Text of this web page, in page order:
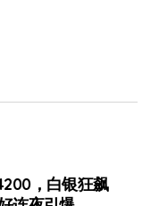
，白银狂飙